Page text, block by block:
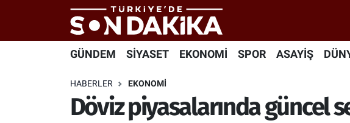
GÜNDEM SİYASET EKONOMİ SPOR ASAYİŞ
HABERLER EKONOMİ
Döviz piyasalarında güncel
Hava Durumu
Trafik Durumu
Süper Lig Puan Durumu ve Fikstür